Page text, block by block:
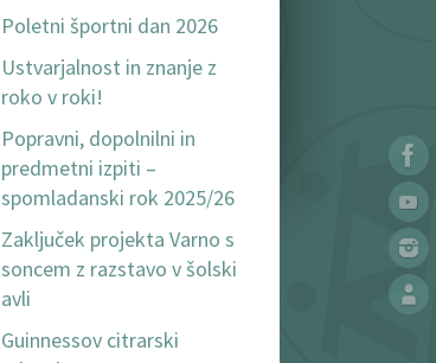
Poletni športni dan 2026
Ustvarjalnost in znanje z
roko v roki!
Popravni, dopolnilni in
predmetni izpiti –
spomladanski rok 2025/26
Zaključek projekta Varno s
soncem z razstavo v šolski
avli
Guinnessov citrarski